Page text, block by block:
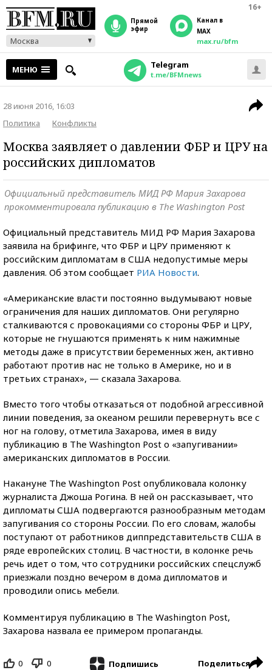
16+
Москва
прямой
эфир
Канал в
MAX
max.ru/bfm
МЕНЮ Telegram
t.me/BFMnews
28 июня 2016, 16:03
Политика
Конфликты
Москва заявляет о давлении ФБР и ЦРУ на
российских дипломатов
Официальный представитель МИД РФ Мария Захарова
прокомментировала публикацию в The Washington Post
Официальный представитель МИД РФ Мария Захарова
заявила на брифинге, что ФБР и ЦРУ применяют к
российским дипломатам в США недопустимые меры
давления. Об этом сообщает РИА Новости.
«Американские власти постоянно выдумывают новые
ограничения для наших дипломатов. Они регулярно
сталкиваются с провокациями со стороны ФБР и ЦРУ,
которые не гнушаются применять к ним нажимные
методы даже в присутствии беременных жен, активно
работают против нас не только в Америке, но и в
третьих странах», — сказала Захарова.
Вместо того чтобы отказаться от подобной агрессивной
линии поведения, за океаном решили перевернуть все с
ног на голову, отметила Захарова, имея в виду
публикацию в The Washington Post о «запугивании»
американских дипломатов в России.
Накануне The Washington Post опубликовала колонку
журналиста Джоша Рогина. В ней он рассказывает, что
дипломаты США подвергаются разнообразным методам
запугивания со стороны России. По его словам, жалобы
поступают от работников диппредставительств США в
ряде европейских столиц. В частности, в колонке речь
речь идет о том, что сотрудники российских спецслужб
приезжали поздно вечером в дома дипломатов и
проводили опись мебели.
Комментируя публикацию в The Washington Post,
Захарова назвала ее примером пропаганды.
0 0 Подпишись Поделиться